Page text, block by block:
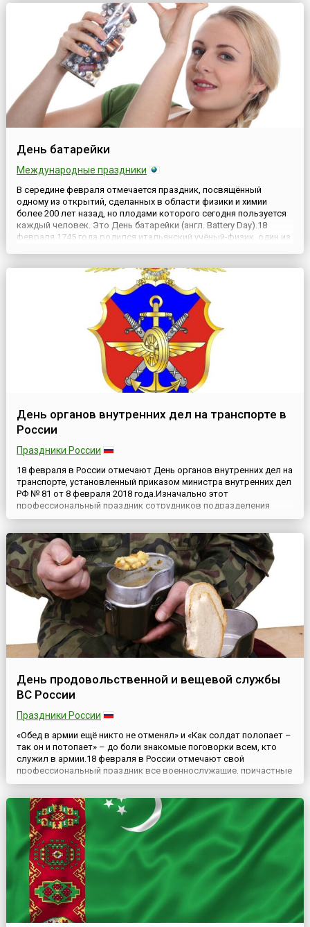
День батарейки
Международные праздники
В середине февраля отмечается праздник, посвящённый
одному из открытий, сделанных в области физики и химии
более 200 лет назад, но плодами которого сегодня пользуется
каждый человек. Это День батарейки (англ. Battery Day).18
февраля 1745 года родился итальянский учёный-физик, один из
День органов внутренних дел на транспорте в
России
Праздники России
18 февраля в России отмечают День органов внутренних дел на
транспорте, установленный приказом министра внутренних дел
РФ № 81 от 8 февраля 2018 года.Изначально этот
профессиональный праздник сотрудников подразделения
Министерства внутренних дел РФ, отвечающих за обеспечение
водного транспорта Российской Федерации («Главное
управление на ...
День продовольственной и вещевой службы
ВС России
Праздники России
«Обед в армии ещё никто не отменял» и «Как солдат полопает –
так он и потопает» – до боли знакомые поговорки всем, кто
служил в армии.18 февраля в России отмечают свой
профессиональный праздник все военнослужащие, причастные
к продовольственной и вещевой службе, входящей в систему
этот праздник уходит в Петровскую эпоху – 18 февраля ...